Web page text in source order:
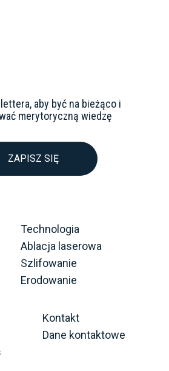
aby być na bieżąco i
merytoryczną wiedzę
ZAPISZ SIĘ
Technologia
Ablacja laserowa
Szlifowanie
Erodowanie
Kontakt
Dane kontaktowe